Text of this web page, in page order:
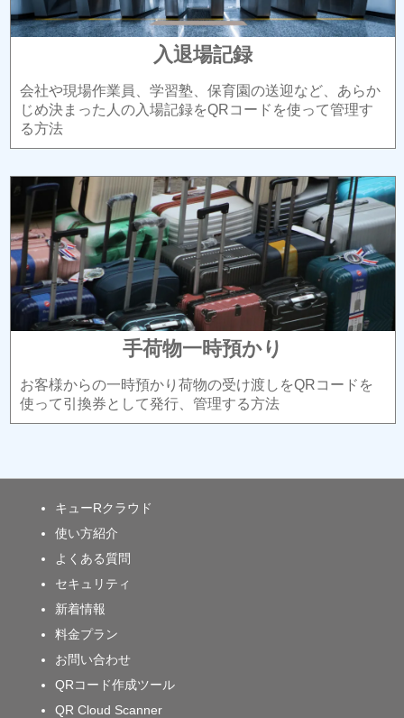
入退場記録
会社や現場作業員、学習塾、保育園の送迎など、あらか
じめ決まった人の入場記録をQRコードを使って管理す
る方法
手荷物一時預かり
お客様からの一時預かり荷物の受け渡しをQRコードを
使って引換券として発行、管理する方法
キューRクラウド
使い方紹介
よくある質問
セキュリティ
新着情報
料金プラン
お問い合わせ
QRコード作成ツール
QR Cloud Scanner